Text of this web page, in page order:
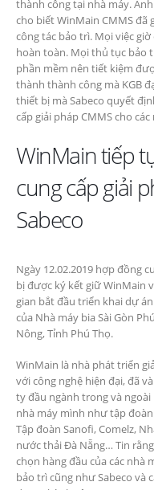
thành công tại nhà máy.
cho biết WinMain CMMS
công tác bảo trì. Mọi việc
hoàn toàn. Mọi thủ tục bảo
phần mềm nên tiết kiệm
thành thành công mà KGB
thiết bị mà Sabeco quyết
cấp giải pháp CMMS cho
WinMain tiếp
cung cấp giải
Sabeco
Ngày 12.02.2019 hợp đồng
bị được ký kết giữ WinMain
gian bắt đầu triển khai dự
của Nhà máy bia Sài Gòn
Nông, Tỉnh Phú Thọ.
WinMain là nhà phát triển
với công nghệ hiện đại, đã
ty đầu ngành trong và
nhà máy mình như tập đoàn
Tập đoàn Sanofi, Comelz,
nước thải Đà Nẵng… Tin
chọn hàng đầu của các nhà
bảo trì cũng như Sabeco và